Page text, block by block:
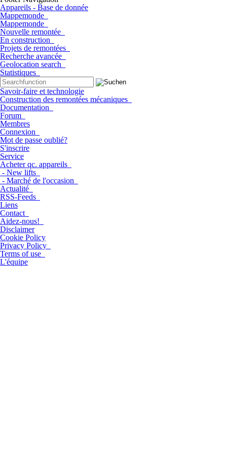
Appareils - Base de donnée
Mappemonde
Mappemonde
Nouvelle remontée
En construction
Projets de remontées
Recherche avancée
Geolocation search
Statistiques
Savoir-faire et technologie
Construction des remontées mécaniques
Documentation
Forum
Membres
Connexion
Mot de passe oublié?
S'inscrire
Service
Acheter qc. appareils
- New lifts
- Marché de l'occasion
Actualité
RSS-Feeds
Liens
Contact
Aidez-nous!
Disclaimer
Cookie Policy
Privacy Policy
Terms of use
L'équipe